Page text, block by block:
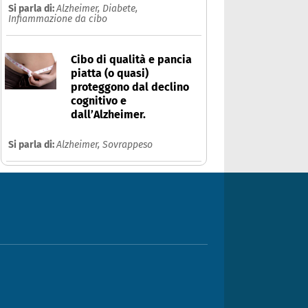
Si parla di:Alzheimer, Diabete,
Infiammazione da cibo
Cibo di qualità e pancia
piatta (o quasi)
proteggono dal declino
cognitivo e
dall’Alzheimer.
Si parla di:Alzheimer, Sovrappeso